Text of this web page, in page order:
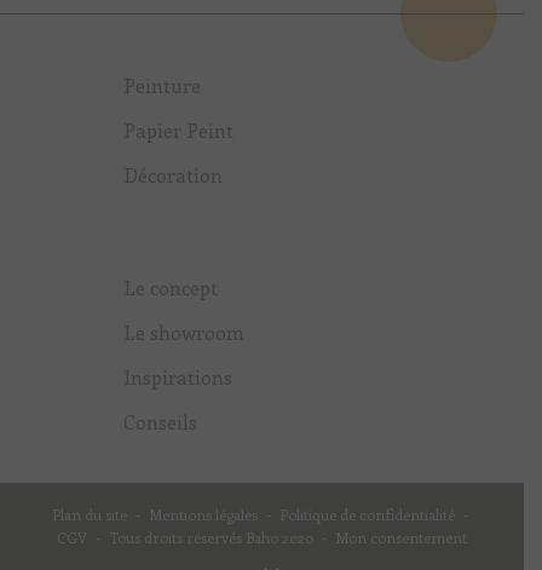
Peinture
Papier Peint
Décoration
Le concept
Le showroom
Inspirations
Conseils
Plan du site Mentions légales Politique de confidentialité
CGV
Tous droits réservés Baho 2020 Mon consentement